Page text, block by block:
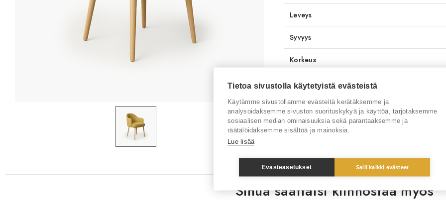
cloud_download
Leveys
Syvyys
Korkeus
Istuinkorkeus
Tuotenumero
Tuotemerkki
Sinua saattaisi kiinnostaa myös
Tietoa sivustolla käytetyistä evästeistä
Käytämme sivustollamme evästeitä kerätäksemme ja
analysoidaksemme sivuston suorituskykyä ja käyttöä, tarjotaksemme
sosiaalisen median ominaisuuksia sekä parantaaksemme ja
räätälöidäksemme sisältöä ja mainoksia.
Lue lisää
Evästeasetukset Salli kaikki evästeet